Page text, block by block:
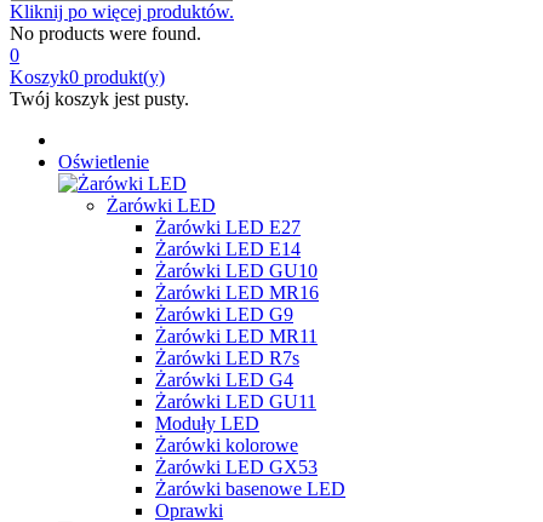
Kliknij po więcej produktów.
No products were found.
0
Koszyk0 produkt(y)
Twój koszyk jest pusty.
Oświetlenie
Żarówki LED
Żarówki LED E27
Żarówki LED E14
Żarówki LED GU10
Żarówki LED MR16
Żarówki LED G9
Żarówki LED MR11
Żarówki LED R7s
Żarówki LED G4
Żarówki LED GU11
Moduły LED
Żarówki kolorowe
Żarówki LED GX53
Żarówki basenowe LED
Oprawki